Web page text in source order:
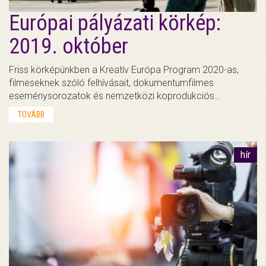
Európai pályázati körkép:
2019. október
Friss körképünkben a Kreatív Európa Program 2020-as,
filmeseknek szóló felhívásait, dokumentumfilmes
eseménysorozatok és nemzetközi koprodukciós…
TOVÁBB
hír